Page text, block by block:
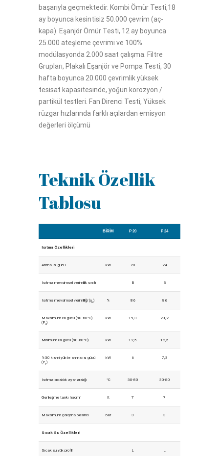
başarıyla geçmektedir. Kombi Ömür Testi,18
ay boyunca kesintisiz 50.000 çevrim (aç-
kapa). Eşanjör Ömür Testi, 12 ay boyunca
25.000 ateşleme çevrimi ve 100%
modülasyonda 2.000 saat çalışma. Filtre
Grupları, Plakalı Eşanjör ve Pompa Testi, 30
hafta boyunca 20.000 çevrimlik yüksek
tesisat kapasitesinde, yoğun korozyon /
partikül testleri. Fan Direnci Testi, Yüksek
rüzgar hızlarında farklı açılardan emisyon
değerleri ölçümü
Teknik Özellik
Tablosu
BIRIM P 20 P 24
Isıtma Özellikleri
Anma ısı gücü kW 20 24
Isıtma mevsimsel verimlilik sınıfı B B
Isıtma mevsimsel verimliliği (ƞs) % 86 86
Maksimum ısı gücü (80-60°C)
(P4)
kW 19,3 23,2
Minimum ısı gücü (80-60°C) kW 12,5 12,5
%30 kısmi yükte anma ısı gücü
(P1)
kW 6 7,3
Isıtma sıcaklık ayar aralığı °C 30-80 30-80
Genleşme tankı hacmi lt 7 7
Maksimum çalışma basıncı bar 3 3
Sıcak Su Özellikleri
Sıcak su yük profili L L